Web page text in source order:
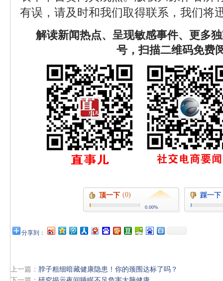
有误，请及时和我们取得联系，我们将
解读新闻热点、呈现敏感事件、更多
号，扫描二维码免费
顶一下 (0)
0.00%
踩一下
分享到：
上一篇： 脖子粗细暗藏健康隐患！你的颈围达标了吗？